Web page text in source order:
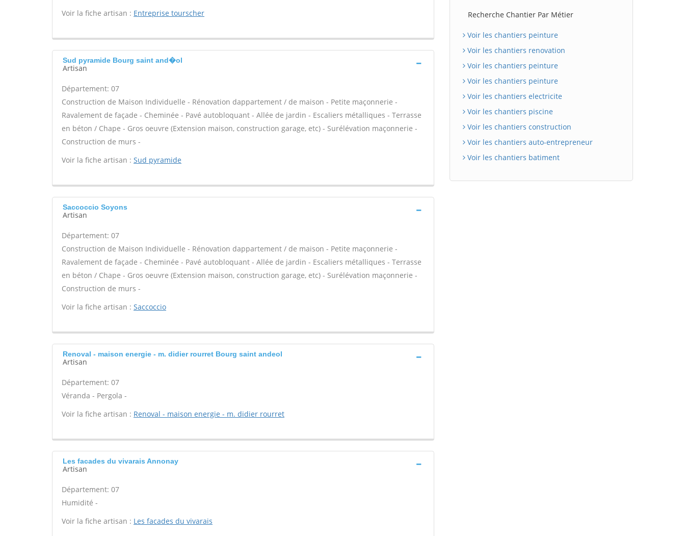
Voir la fiche artisan : Entreprise tourscher
Sud pyramide Bourg saint and�ol
Artisan
Département: 07
Construction de Maison Individuelle - Rénovation dappartement / de maison - Petite maçonnerie -
Ravalement de façade - Cheminée - Pavé autobloquant - Allée de jardin - Escaliers métalliques - Terrasse
en béton / Chape - Gros oeuvre (Extension maison, construction garage, etc) - Surélévation maçonnerie -
Construction de murs -
Voir la fiche artisan : Sud pyramide
Saccoccio Soyons
Artisan
Département: 07
Construction de Maison Individuelle - Rénovation dappartement / de maison - Petite maçonnerie -
Ravalement de façade - Cheminée - Pavé autobloquant - Allée de jardin - Escaliers métalliques - Terrasse
en béton / Chape - Gros oeuvre (Extension maison, construction garage, etc) - Surélévation maçonnerie -
Construction de murs -
Voir la fiche artisan : Saccoccio
Renoval - maison energie - m. didier rourret Bourg saint andeol
Artisan
Département: 07
Véranda - Pergola -
Voir la fiche artisan : Renoval - maison energie - m. didier rourret
Les facades du vivarais Annonay
Artisan
Département: 07
Humidité -
Voir la fiche artisan : Les facades du vivarais
Recherche Chantier Par Métier
Voir les chantiers peinture
Voir les chantiers renovation
Voir les chantiers peinture
Voir les chantiers peinture
Voir les chantiers electricite
Voir les chantiers piscine
Voir les chantiers construction
Voir les chantiers auto-entrepreneur
Voir les chantiers batiment